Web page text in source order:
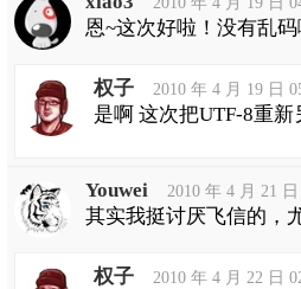
恩~这次好啦！没有乱码
权子 2010 年 4 月 19 日
是啊 这次把UTF-8重
Youwei 2010 年 4 月 21 日
其实我挺讨厌飞信的，
权子 2010 年 4 月 22 日